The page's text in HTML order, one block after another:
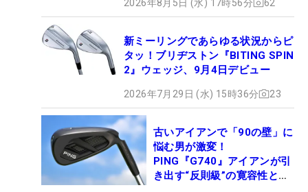
2026年8月5日 (水) 17時56分 62
新ミーリングであらゆる状況からピ
タッ！ブリヂストン『BITING SPIN
2』ウェッジ、9月4日デビュー
2026年7月29日 (水) 15時36分 23
古いアイアンで「90の壁」に
悩む男が激変！
PING『G740』アイアンが引
き出す“反則級”の寛容性と飛